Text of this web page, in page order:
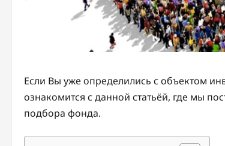
Если Вы уже определились с объектом
ознакомится с данной статьёй, где мы
подбора фонда.